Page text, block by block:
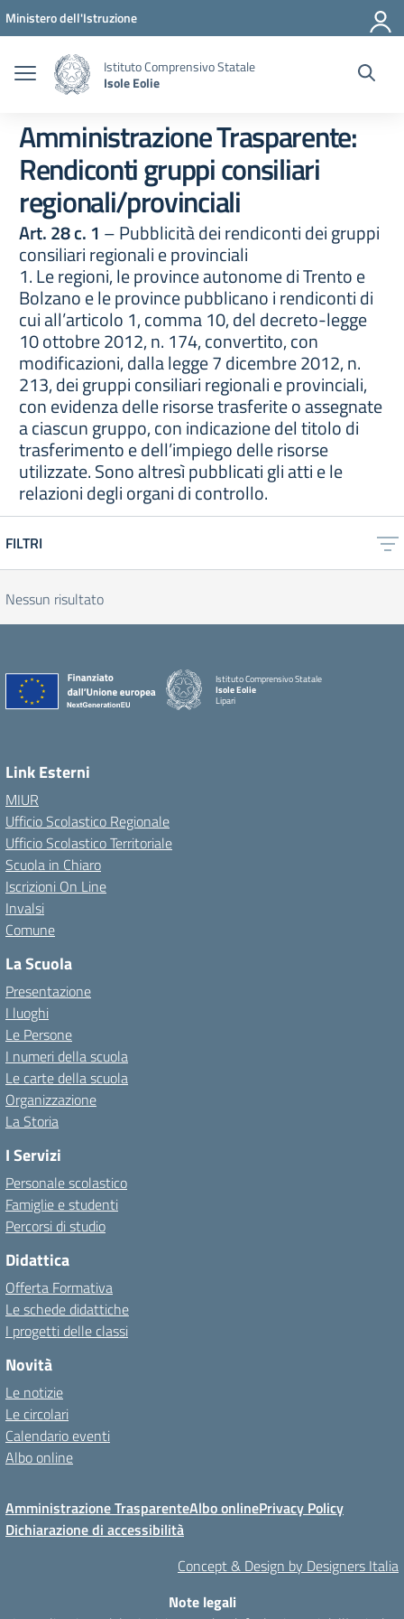
Vai ai contenuti
Vai al menu di navigazione
Vai al footer
Ministero dell'Istruzione
Istituto Comprensivo Statale
Isole Eolie
Amministrazione Trasparente:
Rendiconti gruppi consiliari
regionali/provinciali
Art. 28 c. 1 – Pubblicità dei rendiconti dei gruppi
consiliari regionali e provinciali
1. Le regioni, le province autonome di Trento e
Bolzano e le province pubblicano i rendiconti di
cui all’articolo 1, comma 10, del decreto-legge
10 ottobre 2012, n. 174, convertito, con
modificazioni, dalla legge 7 dicembre 2012, n.
213, dei gruppi consiliari regionali e provinciali,
con evidenza delle risorse trasferite o assegnate
a ciascun gruppo, con indicazione del titolo di
trasferimento e dell’impiego delle risorse
utilizzate. Sono altresì pubblicati gli atti e le
relazioni degli organi di controllo.
FILTRI
Nessun risultato
Istituto Comprensivo Statale
Isole Eolie
Lipari
Link Esterni
MIUR
Ufficio Scolastico Regionale
Ufficio Scolastico Territoriale
Scuola in Chiaro
Iscrizioni On Line
Invalsi
Comune
La Scuola
Presentazione
I luoghi
Le Persone
I numeri della scuola
Le carte della scuola
Organizzazione
La Storia
I Servizi
Personale scolastico
Famiglie e studenti
Percorsi di studio
Didattica
Offerta Formativa
Le schede didattiche
I progetti delle classi
Novità
Le notizie
Le circolari
Calendario eventi
Albo online
Amministrazione TrasparenteAlbo onlinePrivacy Policy
Dichiarazione di accessibilità
Concept & Design by Designers Italia
Note legali